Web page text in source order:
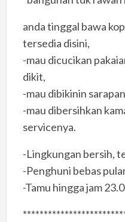
anda tinggal bawa
tersedia disini,
-mau dicucikan
dikit,
-mau dibikinin
-mau dibersihkan
servicenya.
-Lingkungan bersih,
-Penghuni bebas
-Tamu hingga jam